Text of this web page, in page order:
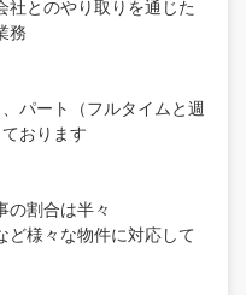
社とのやり取りを通じた
務
パート（フルタイムと週
おります
の割合は半々
ど様々な物件に対応して